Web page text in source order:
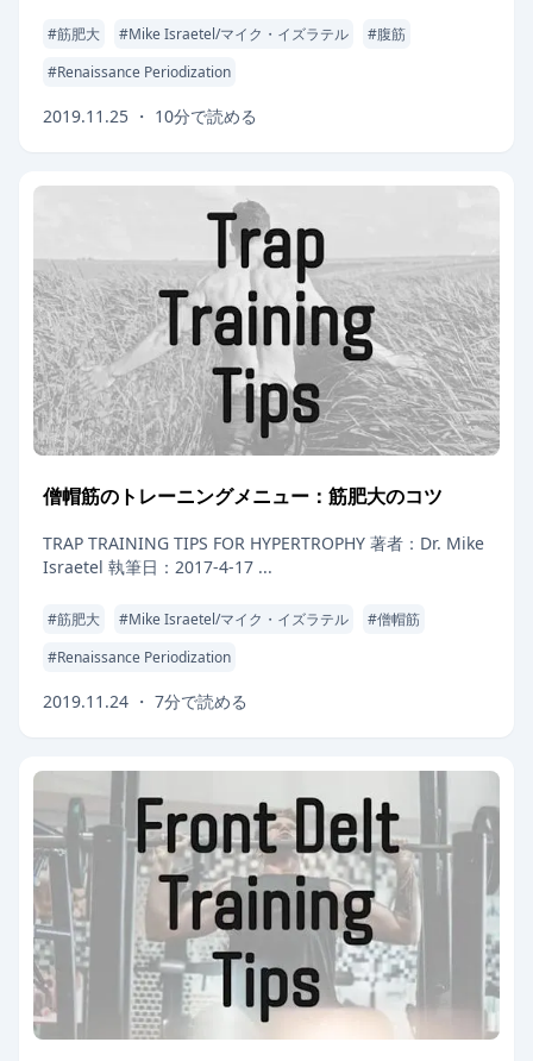
#筋肥大 #Mike Israetel/マイク・イズラテル #腹筋
#Renaissance Periodization
2019.11.25 ・ 10分で読める
僧帽筋のトレーニングメニュー：筋肥大のコツ
TRAP TRAINING TIPS FOR HYPERTROPHY 著者：Dr. Mike
Israetel 執筆日：2017-4-17 ...
#筋肥大 #Mike Israetel/マイク・イズラテル #僧帽筋
#Renaissance Periodization
2019.11.24 ・ 7分で読める